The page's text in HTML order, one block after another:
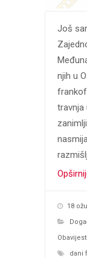
Još
njih u
travnja
18
Obavijesti
dani